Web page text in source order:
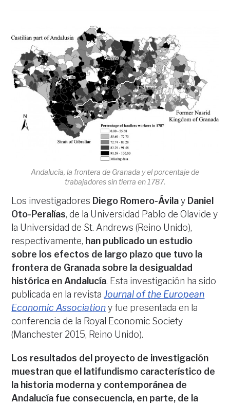
Andalucía, la frontera de Granada y el porcentaje de
trabajadores sin tierra en 1787.
Los investigadores Diego Romero-Ávilay Daniel
Oto-Peralías, de la Universidad Pablo de Olavide y
la Universidad de St. Andrews (Reino Unido),
respectivamente, han publicado un estudio
sobre los efectos de largo plazo que tuvo la
frontera de Granada sobre la desigualdad
histórica en Andalucía. Esta investigación ha sido
publicada en la revistaJournal of the European
Economic Associationy fue presentada en la
conferencia de la Royal Economic Society
(Manchester 2015, Reino Unido).
Los resultados del proyecto de investigación
muestran que el latifundismo característico de
la historia moderna y contemporánea de
Andalucía fue consecuencia, en parte, de la